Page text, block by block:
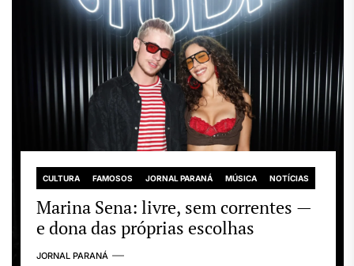
CULTURA FAMOSOS JORNAL PARANÁ MÚSICA NOTÍCIAS
Marina Sena: livre, sem correntes —
e dona das próprias escolhas
JORNAL PARANÁ